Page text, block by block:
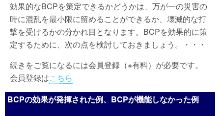
効果的なBCPを策定できるかどうかは、万が一の災害の
時に混乱を最小限に留めることができるか、壊滅的な打
撃を受けるかの分かれ目となります。BCPを効果的に策
定するために、次の点を検討しておきましょう。・・・
続きをご覧になるには会員登録（※有料）が必要です。
会員登録はこちら
BCPの効果が発揮された例、BCPが機能しなかった例